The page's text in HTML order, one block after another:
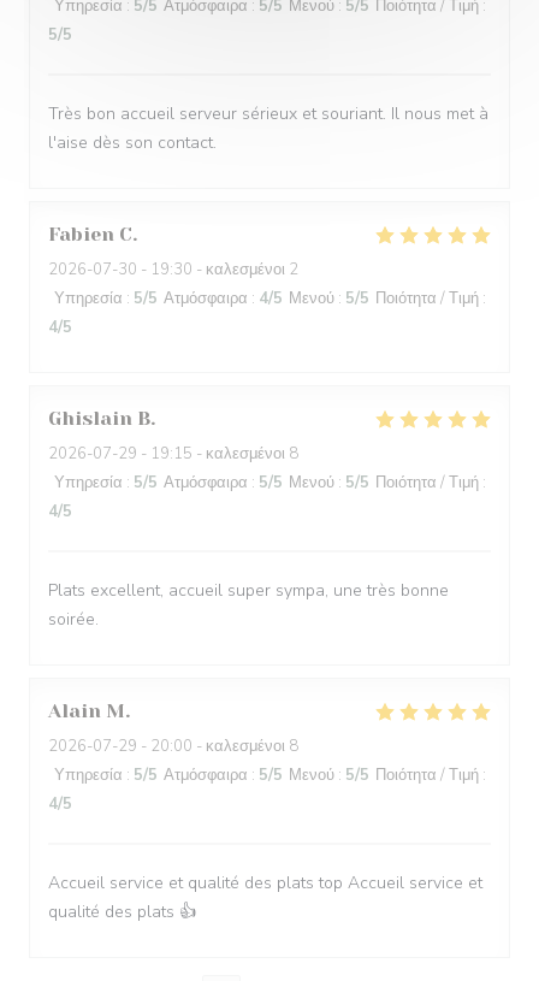
Υπηρεσία : 5/5 Ατμόσφαιρα : 5/5 Μενού : 5/5 Ποιότητα / Τιμή :
5/5
Très bon accueil serveur sérieux et souriant. Il nous met à
l'aise dès son contact.
Fabien C
2026-07-30 - 19:30 - καλεσμένοι 2
Υπηρεσία : 5/5 Ατμόσφαιρα : 4/5 Μενού : 5/5 Ποιότητα / Τιμή :
4/5
Ghislain B
2026-07-29 - 19:15 - καλεσμένοι 8
Υπηρεσία : 5/5 Ατμόσφαιρα : 5/5 Μενού : 5/5 Ποιότητα / Τιμή :
4/5
Plats excellent, accueil super sympa, une très bonne
soirée.
Alain M
2026-07-29 - 20:00 - καλεσμένοι 8
Υπηρεσία : 5/5 Ατμόσφαιρα : 5/5 Μενού : 5/5 Ποιότητα / Τιμή :
4/5
Accueil service et qualité des plats top Accueil service et
qualité des plats 👍